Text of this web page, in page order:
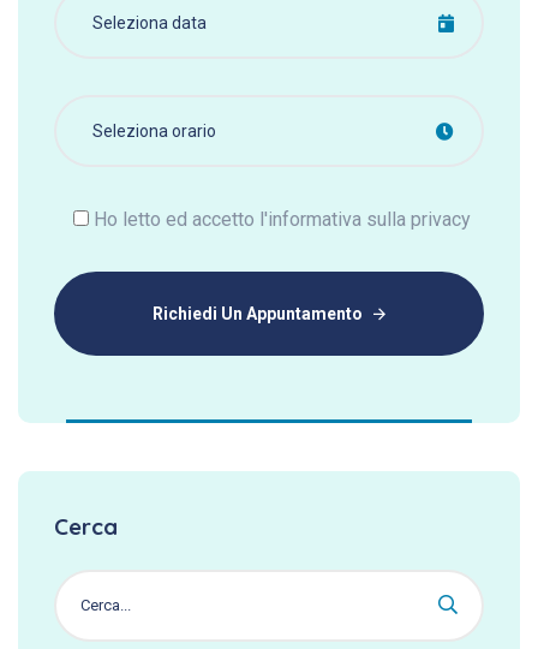
Ho letto ed accetto l'informativa sulla privacy
Richiedi Un Appuntamento
Cerca